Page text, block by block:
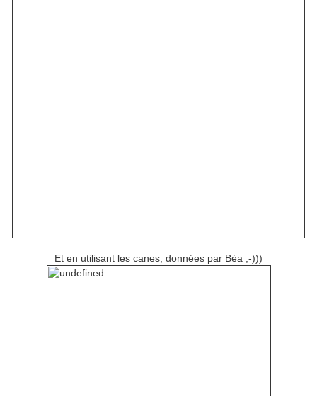
Et en utilisant les canes, données par Béa ;-)))